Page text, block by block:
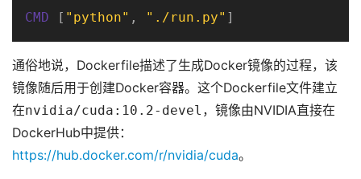
CMD [ "python" , "./run.py" ]
通俗地说，Dockerfile描述了生成Docker镜像的过程，该
镜像随后用于创建Docker容器。这个Dockerfile文件建立
在nvidia/cuda:10.2-devel ，镜像由NVIDIA直接在
DockerHub中提供：
https://hub.docker.com/r/nvidia/cuda。